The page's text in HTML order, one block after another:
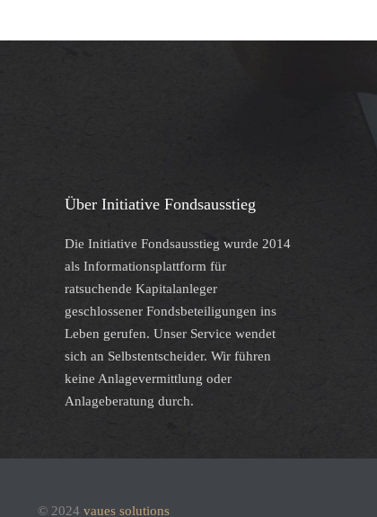
Über Initiative Fondsausstieg
Die Initiative Fondsausstieg wurde 2014
als Informationsplattform für
ratsuchende Kapitalanleger
geschlossener Fondsbeteiligungen ins
Leben gerufen. Unser Service wendet
sich an Selbstentscheider. Wir führen
keine Anlagevermittlung oder
Anlageberatung durch.
© 2024 vaues solutions